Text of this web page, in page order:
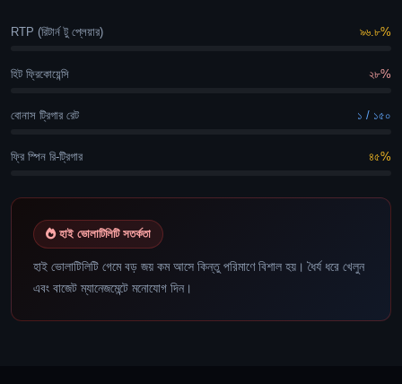
RTP (রিটার্ন টু প্লেয়ার) ৯৬.৮%
হিট ফ্রিকোয়েন্সি ২৮%
বোনাস ট্রিগার রেট ১ / ১৫০
ফ্রি স্পিন রি-ট্রিগার ৪৫%
হাই ভোলাটিলিটি সতর্কতা
হাই ভোলাটিলিটি গেমে বড় জয় কম আসে কিন্তু পরিমাণে বিশাল হয়। ধৈর্য ধরে খেলুন
এবং বাজেট ম্যানেজমেন্টে মনোযোগ দিন।